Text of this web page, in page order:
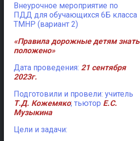
Внеурочное мероприятие по
ПДД для обучающихся 6Б класса
ТМНР (вариант 2)
«Правила дорожные детям знать
положено»
Дата проведения: 21 сентября
2023г.
Подготовили и провели: учитель
Т.Д. Кожемяко; тьютор Е.С.
Музыкина
Цели и задачи: